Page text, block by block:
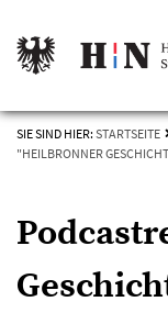
SIE SIND HIER: STARTSEITE
"HEILBRONNER